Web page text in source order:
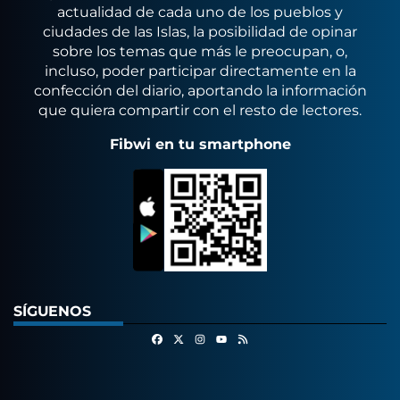
actualidad de cada uno de los pueblos y
ciudades de las Islas, la posibilidad de opinar
sobre los temas que más le preocupan, o,
incluso, poder participar directamente en la
confección del diario, aportando la información
que quiera compartir con el resto de lectores.
Fibwi en tu smartphone
SÍGUENOS
FacebookInstagram